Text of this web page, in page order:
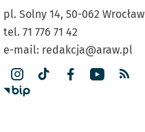
pl. Solny 14, 50-062 Wrocław
tel. 71 776 71 42
e-mail: redakcja@araw.pl